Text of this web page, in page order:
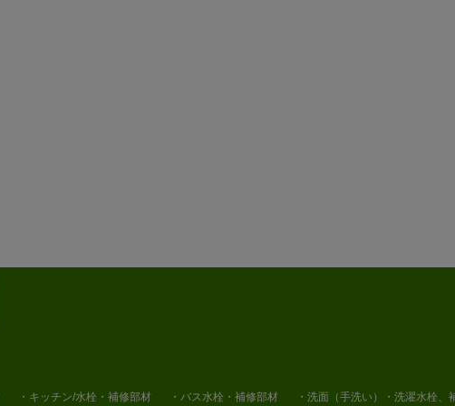
・キッチン/水栓・補修部材 ・バス水栓・補修部材 ・洗面（手洗い）・洗濯水栓、